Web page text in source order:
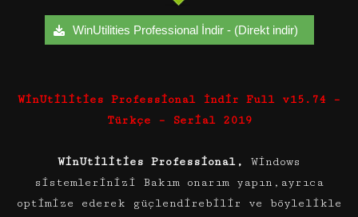
WinUtilities Professional İndir - (Direkt indir)
WinUtilities Professional İndir Full v15.74 –
Türkçe – Serial 2019
WinUtilities Professional, Windows
sistemlerinizi Bakım onarım yapın,ayrıca
optimize ederek güçlendirebilir ve böylelikle